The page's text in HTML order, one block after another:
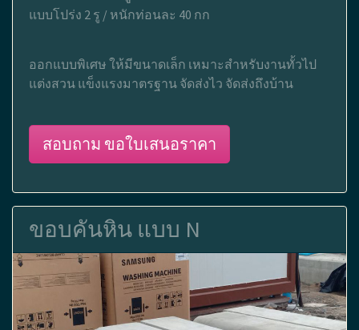
แบบโปร่ง 2 รู / หนักท่อนละ 40 กก
ออกแบบพิเศษ ให้มีขนาดเล็ก เหมาะสำหรับงานทั้วไป
แต่งสวน แข็งแรงมาตรฐาน จัดส่งไว จัดส่งถึงบ้าน
สอบถาม ขอใบเสนอราคา
ขอบคันหิน แบบ N